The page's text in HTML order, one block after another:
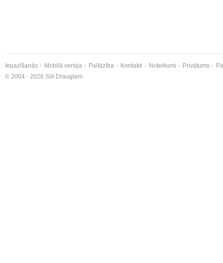
Iepazīšanās Mobilā versija Palīdzība Kontakti Noteikumi Privātums
© 2004 - 2026 SIA Draugiem